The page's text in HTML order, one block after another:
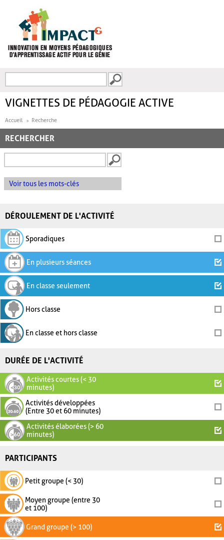
FORMULAIRE DE
VIGNETTES DE PÉDAGOGIE ACTIVE
Accueil Recherche
RECHERCHER
Voir tous les mots-clés
DÉROULEMENT DE L'ACTIVITÉ
Sporadiques
En plusieurs séances
En classe seulement
Hors classe
En classe et hors classe
DURÉE DE L'ACTIVITÉ
Activités courtes (< 30
minutes)
Activités développées
(Entre 30 et 60 minutes)
Activités élaborées (> 60
minutes)
PARTICIPANTS
Petit groupe (< 30)
Moyen groupe (entre 30
et 100)
Grand groupe (> 100)